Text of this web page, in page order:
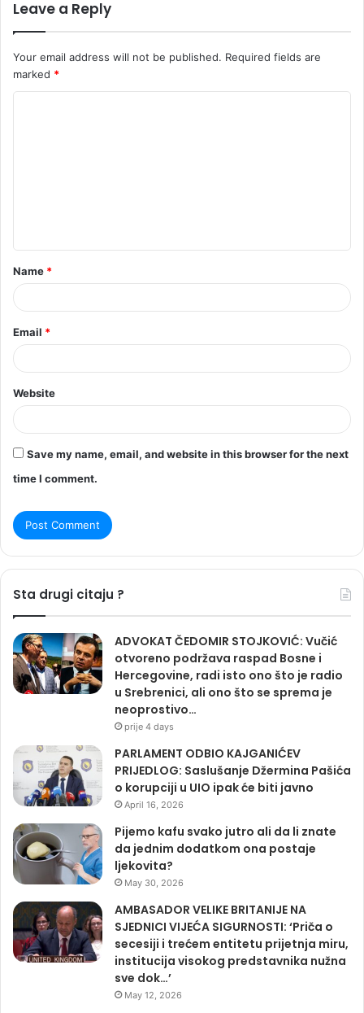
Leave a Reply
Your email address will not be published. Required fields are
marked *
t
*
Name *
Email *
Website
Save my name, email, and website in this browser for the next
time I comment.
Sta drugi citaju ?
ADVOKAT ČEDOMIR STOJKOVIĆ: Vučić
otvoreno podržava raspad Bosne i
Hercegovine, radi isto ono što je radio
u Srebrenici, ali ono što se sprema je
neoprostivo…
prije 4 days
PARLAMENT ODBIO KAJGANIĆEV
PRIJEDLOG: Saslušanje Džermina Pašića
o korupciji u UIO ipak će biti javno
April 16, 2026
Pijemo kafu svako jutro ali da li znate
da jednim dodatkom ona postaje
ljekovita?
May 30, 2026
AMBASADOR VELIKE BRITANIJE NA
SJEDNICI VIJEĆA SIGURNOSTI: ‘Priča o
secesiji i trećem entitetu prijetnja miru,
institucija visokog predstavnika nužna
sve dok…’
May 12, 2026